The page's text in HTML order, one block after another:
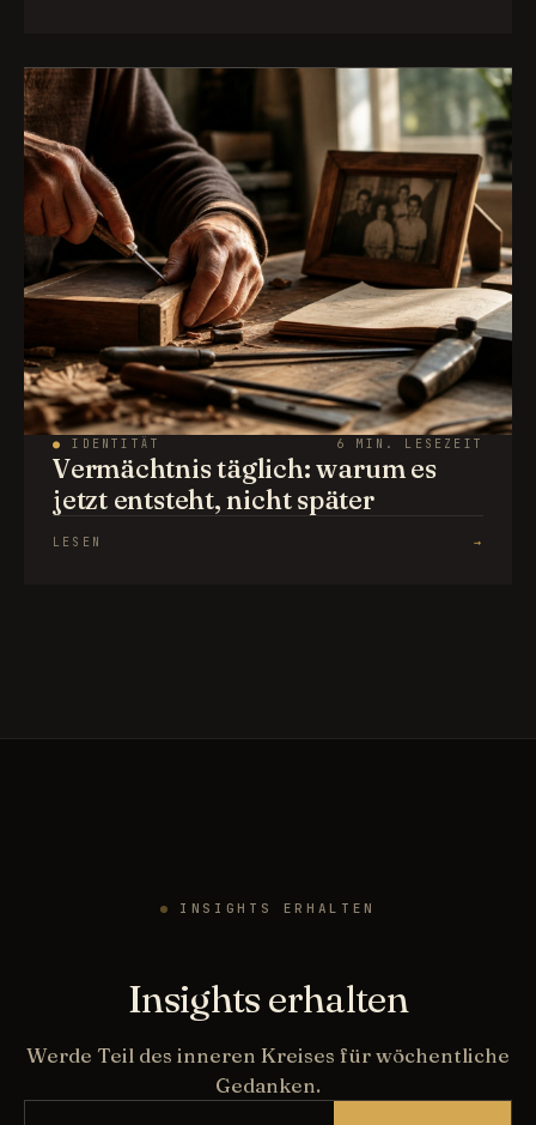
● IDENTITÄT 6 MIN. LESEZEIT
Vermächtnis täglich: warum es
jetzt entsteht, nicht später
LESEN →
INSIGHTS ERHALTEN
Insights erhalten
Werde Teil des inneren Kreises für wöchentliche
Gedanken.